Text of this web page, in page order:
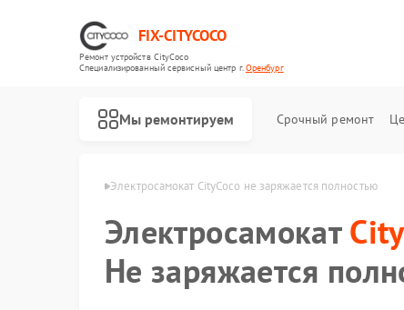
FIX-CITYCOCO
Ремонт устройств CityCoco
Специализированный cервисный центр г.Оренбург
Мы ремонтируем Срочный ремонт
в Оренбурге Электросамокат CityCoco не заряжается полностью
Электросамокат
Не заряжается